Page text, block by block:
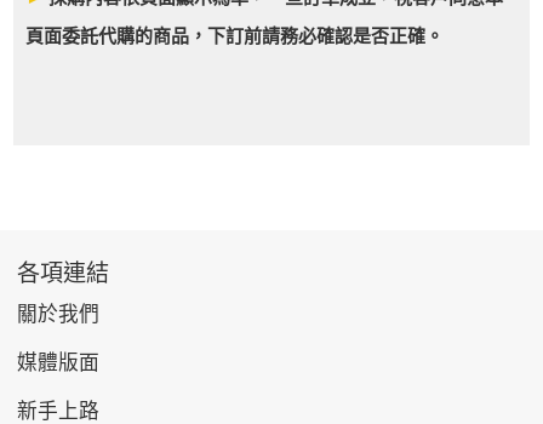
頁面委託代購的商品，下訂前請務必確認是否正確。
各項連結
關於我們
媒體版面
新手上路